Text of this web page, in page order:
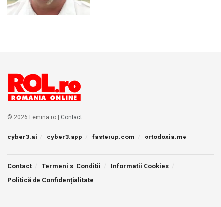
© 2026 Femina.ro | Contact
cyber3.ai cyber3.app fasterup.com ortodoxia.me
Contact Termeni si Conditii
Informatii Cookies
Politică de Confidențialitate